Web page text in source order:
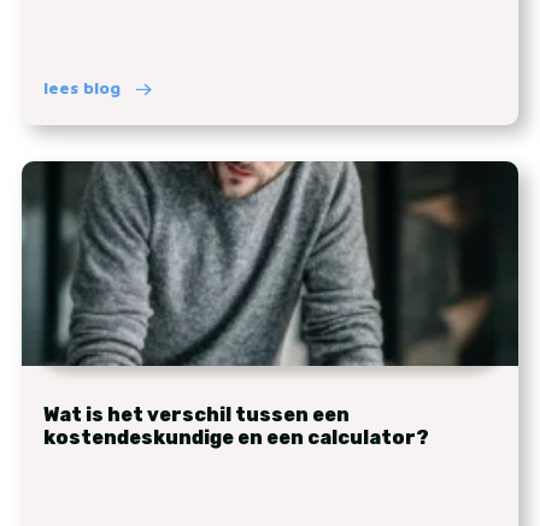
lees blog
Wat is het verschil tussen een
kostendeskundige en een calculator?